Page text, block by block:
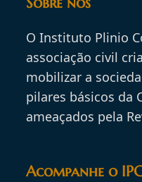
O Instituto Plinio
associação civil
mobilizar a
pilares básicos da
ameaçados pela
Acompanhe o